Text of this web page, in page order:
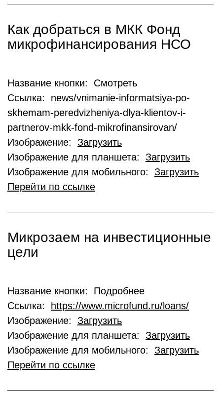
Как добраться в МКК Фонд
микрофинансирования НСО
Название кнопки: Смотреть
Ссылка: news/vnimanie-informatsiya-po-
skhemam-peredvizheniya-dlya-klientov-i-
partnerov-mkk-fond-mikrofinansirovan/
Изображение: Загрузить
Изображение для планшета: Загрузить
Изображение для мобильного: Загрузить
Перейти по ссылке
Микрозаем на инвестиционные
цели
Название кнопки: Подробнее
Ссылка:
https://www.microfund.ru/loans/
Изображение: Загрузить
Изображение для планшета: Загрузить
Изображение для мобильного: Загрузить
Перейти по ссылке